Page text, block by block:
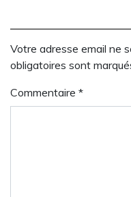
Votre adresse email ne
obligatoires sont
Commentaire *